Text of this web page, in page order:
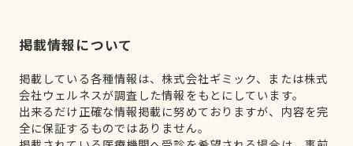
掲載情報について
掲載している各種情報は、株式会社ギミック、または株式
会社ウェルネスが調査した情報をもとにしています。
出来るだけ正確な情報掲載に努めておりますが、内容を完
全に保証するものではありません。